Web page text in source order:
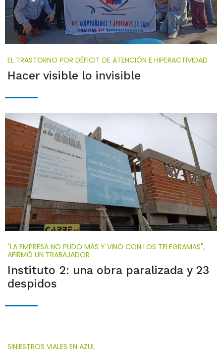
EL TRASTORNO POR DÉFICIT DE ATENCIÓN E HIPERACTIVIDAD
Hacer visible lo invisible
"LA EMPRESA NO PUDO MÁS Y VINO CON LOS TELEGRAMAS",
AFIRMÓ UN TRABAJADOR
Instituto 2: una obra paralizada y 23
despidos
SINIESTROS VIALES EN AZUL